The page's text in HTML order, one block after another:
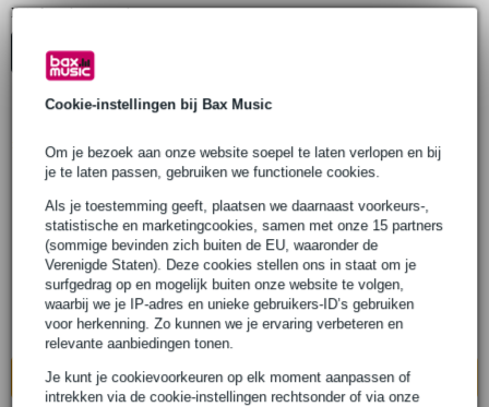
Cookie-instellingen bij Bax Music
Om je bezoek aan onze website soepel te laten verlopen en bij
je te laten passen, gebruiken we functionele cookies.
Als je toestemming geeft, plaatsen we daarnaast voorkeurs-,
statistische en marketingcookies, samen met onze 15 partners
(sommige bevinden zich buiten de EU, waaronder de
Verenigde Staten). Deze cookies stellen ons in staat om je
surfgedrag op en mogelijk buiten onze website te volgen,
waarbij we je IP-adres en unieke gebruikers-ID’s gebruiken
voor herkenning. Zo kunnen we je ervaring verbeteren en
relevante aanbiedingen tonen.
Je kunt je cookievoorkeuren op elk moment aanpassen of
intrekken via de cookie-instellingen rechtsonder of via onze
Er is1product gevonden.
Top-10
lair
SE Electronics X1 S Studio Bundle
microfoonbundel
Adviesprijs € 291,- € 214,-
Op voorraad
Ook in1 winkelop voorraad
In mijn winkelwagen